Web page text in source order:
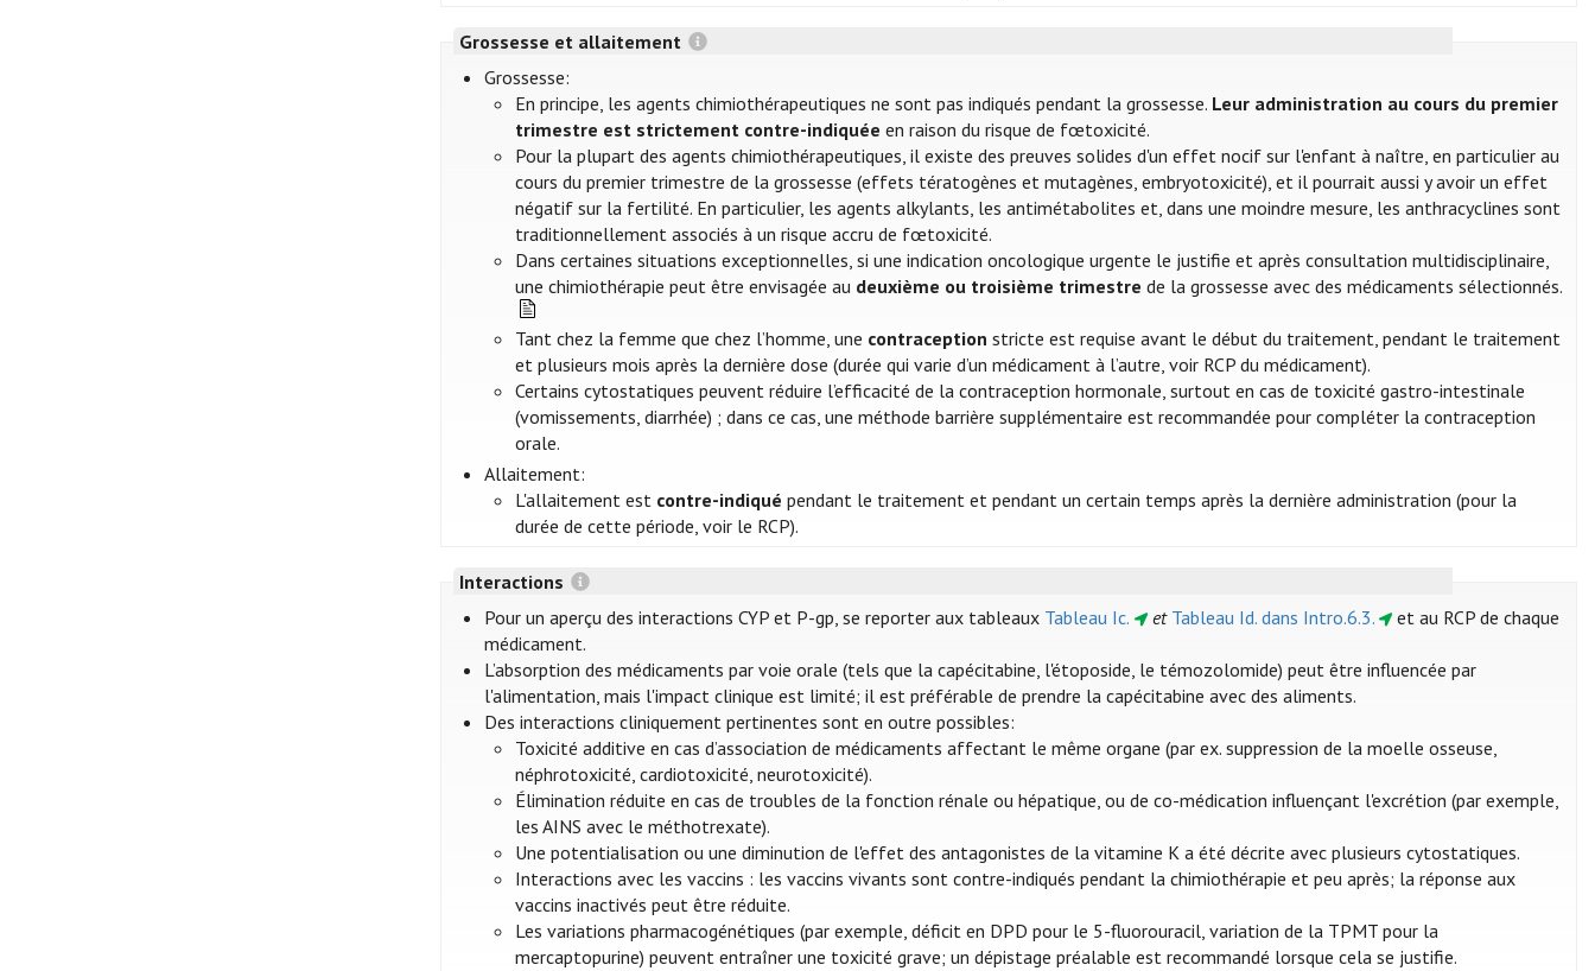
Grossesse et allaitement
Grossesse:
En principe, les agents chimiothérapeutiques ne sont pas indiqués pendant la grossesse. Leur administration au cours du premier
trimestre est strictement contre-indiquée en raison du risque de fœtoxicité.
Pour la plupart des agents chimiothérapeutiques, il existe des preuves solides d'un effet nocif sur l'enfant à naître, en particulier au
cours du premier trimestre de la grossesse (effets tératogènes et mutagènes, embryotoxicité), et il pourrait aussi y avoir un effet
négatif sur la fertilité. En particulier, les agents alkylants, les antimétabolites et, dans une moindre mesure, les anthracyclines sont
traditionnellement associés à un risque accru de fœtoxicité.
Dans certaines situations exceptionnelles, si une indication oncologique urgente le justifie et après consultation multidisciplinaire,
une chimiothérapie peut être envisagée au deuxième ou troisième trimestre de la grossesse avec des médicaments sélectionnés.
Tant chez la femme que chez l’homme, une contraception stricte est requise avant le début du traitement, pendant le traitement
et plusieurs mois après la dernière dose (durée qui varie d’un médicament à l’autre, voir RCP du médicament).
Certains cytostatiques peuvent réduire l’efficacité de la contraception hormonale, surtout en cas de toxicité gastro-intestinale
(vomissements, diarrhée) ; dans ce cas, une méthode barrière supplémentaire est recommandée pour compléter la contraception
orale.
Allaitement:
L'allaitement est contre-indiqué pendant le traitement et pendant un certain temps après la dernière administration (pour la
durée de cette période, voir le RCP).
Interactions
Pour un aperçu des interactions CYP et P-gp, se reporter aux tableaux Tableau Ic. et Tableau Id. dans Intro.6.3.
et au RCP de chaque
médicament.
L’absorption des médicaments par voie orale (tels que la capécitabine, l'étoposide, le témozolomide) peut être influencée par
l'alimentation, mais l'impact clinique est limité; il est préférable de prendre la capécitabine avec des aliments.
Des interactions cliniquement pertinentes sont en outre possibles:
Toxicité additive en cas d’association de médicaments affectant le même organe (par ex. suppression de la moelle osseuse,
néphrotoxicité, cardiotoxicité, neurotoxicité).
Élimination réduite en cas de troubles de la fonction rénale ou hépatique, ou de co-médication influençant l'excrétion (par exemple,
les AINS avec le méthotrexate).
Une potentialisation ou une diminution de l'effet des antagonistes de la vitamine K a été décrite avec plusieurs cytostatiques.
Interactions avec les vaccins : les vaccins vivants sont contre-indiqués pendant la chimiothérapie et peu après; la réponse aux
vaccins inactivés peut être réduite.
Les variations pharmacogénétiques (par exemple, déficit en DPD pour le 5-fluorouracil, variation de la TPMT pour la
mercaptopurine) peuvent entraîner une toxicité grave; un dépistage préalable est recommandé lorsque cela se justifie.